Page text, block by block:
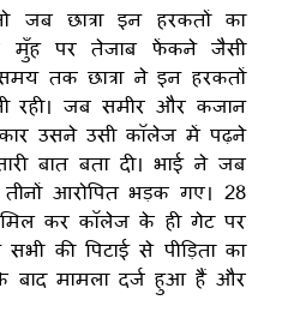
जब छात्रा इन हरकतों का
मुँह पर तेजाब फेंकने जैसी
तक छात्रा ने इन हरकतों
रही। जब समीर और कजान
उसने उसी कॉलेज में पढ़ने
बात बता दी। भाई ने जब
आरोपित भड़क गए। 28
कर कॉलेज के ही गेट पर
की पिटाई से पीड़िता का
बाद मामला दर्ज हुआ हैं और